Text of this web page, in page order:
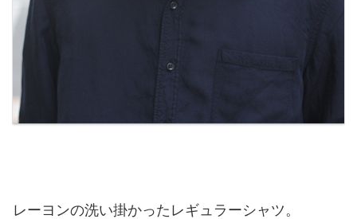
レーヨンの洗い掛かったレギュラーシャツ。